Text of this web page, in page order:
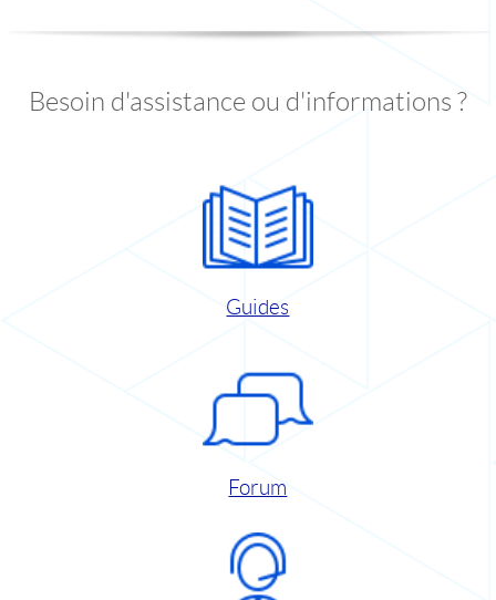
Besoin d'assistance ou d'informations ?
Guides
Forum